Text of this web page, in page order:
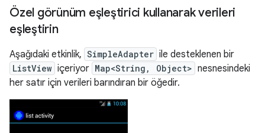
Özel görünüm eşleştirici kullanarak verileri
eşleştirin
Aşağıdaki etkinlik, SimpleAdapter ile desteklenen bir
ListView içeriyor Map<String, Object> nesnesindeki
her satır için verileri barındıran bir öğedir.